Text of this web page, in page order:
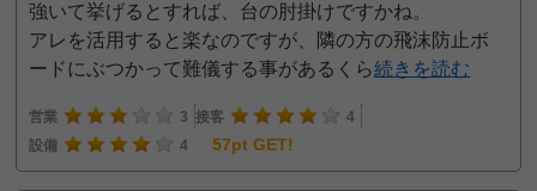
強いて挙げるとすれば、台の肘掛けですかね。
アレを活用すると楽なのですが、隣の方の飛沫防止ボ
ードにぶつかって難儀する事があるくら続きを読む
営業 3 接客
4
設備
4 57pt GET!